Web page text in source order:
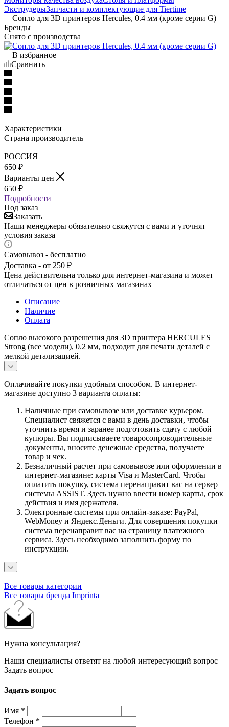
ЭкструдерыЗапчасти и комплектующие для Tiertime
—Сопло для 3D принтеров Hercules, 0.4 мм (кроме серии G)—
Бренды
Снято с производства
В избранное
Сравнить
Характеристики
Страна производитель
—
РОССИЯ
650 ₽
Варианты цен
650 ₽
Подробности
Под заказ
Заказать
Наши менеджеры обязательно свяжутся с вами и уточнят
условия заказа
Самовывоз - бесплатно
Доставка - от 250 ₽
Цена действительна только для интернет-магазина и может
отличаться от цен в розничных магазинах
Описание
Наличие
Оплата
Сопло высокого разрешения для 3D принтера HERCULES
Strong (все модели), 0.2 мм, подходит для печати деталей с
мелкой детализацией.
Оплачивайте покупки удобным способом. В интернет-
магазине доступно 3 варианта оплаты:
Наличные при самовывозе или доставке курьером.
Специалист свяжется с вами в день доставки, чтобы
уточнить время и заранее подготовить сдачу с любой
купюры. Вы подписываете товаросопроводительные
документы, вносите денежные средства, получаете
товар и чек.
Безналичный расчет при самовывозе или оформлении в
интернет-магазине: карты Visa и MasterCard. Чтобы
оплатить покупку, система перенаправит вас на сервер
системы ASSIST. Здесь нужно ввести номер карты, срок
действия и имя держателя.
Электронные системы при онлайн-заказе: PayPal,
WebMoney и Яндекс.Деньги. Для совершения покупки
система перенаправит вас на страницу платежного
сервиса. Здесь необходимо заполнить форму по
инструкции.
Все товары категории
Все товары бренда Imprinta
Нужна консультация?
Наши специалисты ответят на любой интересующий вопрос
Задать вопрос
Задать вопрос
Имя *
Телефон *